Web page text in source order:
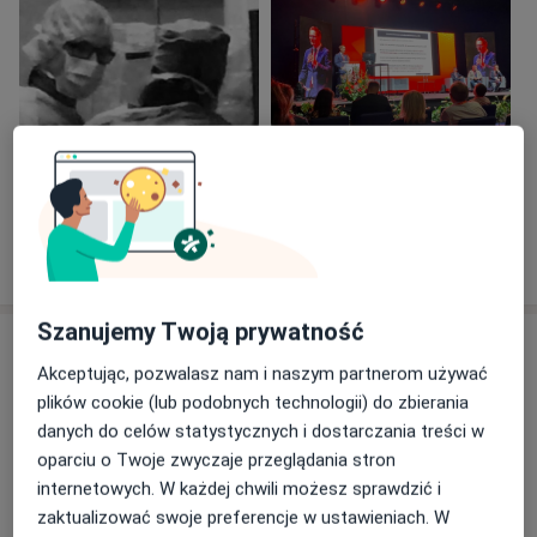
publikacjami w międzynarodowych i polskich
czasopismach naukowych. W 2023 r. otrzymałem
prestiżowy tytuł Fellow of European Society of
Cardiology (FESC). W 2016 r. obroniłem rozprawę
doktorską, w 2021 r. został doktorem habilitowanym a
w 2025 r. z rąk Prezydenta RP otrzymałem nominację
na tytuł profesora w dziedzinie nauk medycznych i
nauk o zdrowiu.
Zobacz galerię (13)
Pokaż więcej
Usługi i ceny
Konsultacja kardiologiczna
Od 400 zł Szczegóły Umów wizytę
Konsultacja kardiologiczna + EKG
Szczegóły Umów wizytę
Szanujemy Twoją prywatność
Akceptując, pozwalasz nam i naszym partnerom używać
plików cookie (lub podobnych technologii) do zbierania
danych do celów statystycznych i dostarczania treści w
oparciu o Twoje zwyczaje przeglądania stron
internetowych. W każdej chwili możesz sprawdzić i
zaktualizować swoje preferencje w ustawieniach. W